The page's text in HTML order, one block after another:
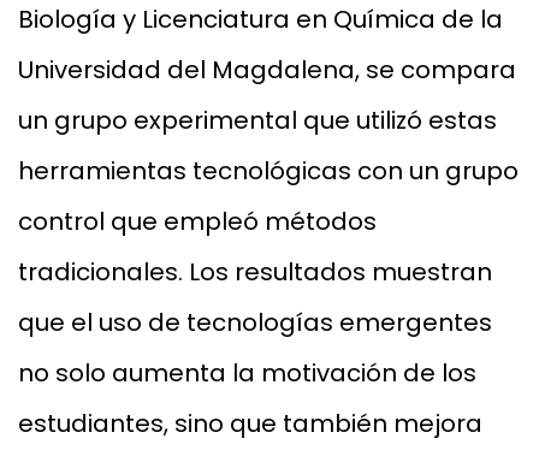
Biología y Licenciatura en Química de la
Universidad del Magdalena, se compara
un grupo experimental que utilizó estas
herramientas tecnológicas con un grupo
control que empleó métodos
tradicionales. Los resultados muestran
que el uso de tecnologías emergentes
no solo aumenta la motivación de los
estudiantes, sino que también mejora